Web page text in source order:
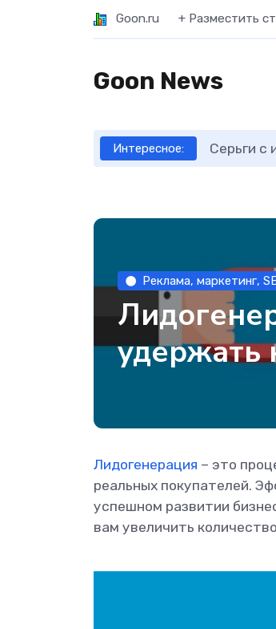
Goon.ru + Разместить
Goon News
Интересное: Серьги с
Реклама, маркетинг,
удержать
Лидогенерация – это
реальных покупателей.
успешном развитии
вам увеличить